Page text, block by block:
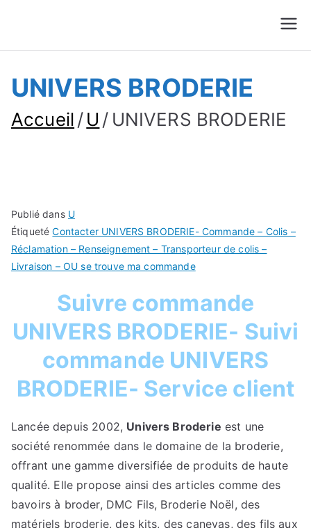
Suivre Colis - Suivre
Commande
UNIVERS BRODERIE
Accueil U UNIVERS BRODERIE
Publié dans U
ÉtiquetéContacter UNIVERS BRODERIE- Commande – Colis –
Réclamation – Renseignement – Transporteur de colis –
Livraison – OU se trouve ma commande
Suivre commande
UNIVERS BRODERIE- Suivi
commande UNIVERS
BRODERIE- Service client
Lancée depuis 2002, Univers Broderie est une
société renommée dans le domaine de la broderie,
offrant une gamme diversifiée de produits de haute
qualité. Elle propose ainsi des articles comme des
bavoirs à broder, DMC Fils, Broderie Noël, des
matériels broderie, des kits, des canevas, des fils aux